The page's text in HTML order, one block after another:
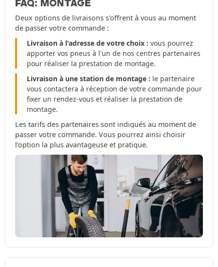
FAQ: MONTAGE
Deux options de livraisons s'offrent à vous au moment
de passer votre commande :
Livraison à l'adresse de votre choix : vous pourrez
apporter vos pneus à l'un de nos centres partenaires
pour réaliser la prestation de montage.
Livraison à une station de montage : le partenaire
vous contactera à réception de votre commande pour
fixer un rendez-vous et réaliser la prestation de
montage.
Les tarifs des partenaires sont indiqués au moment de
passer votre commande. Vous pourrez ainsi choisir
l’option la plus avantageuse et pratique.